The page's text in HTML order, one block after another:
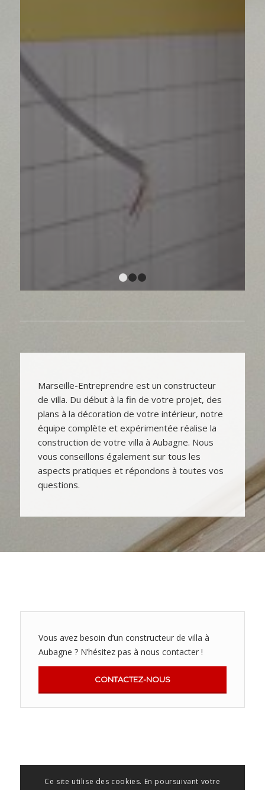
Marseille-Entreprendre est un constructeur
de villa. Du début à la fin de votre projet, des
plans à la décoration de votre intérieur, notre
équipe complète et expérimentée réalise la
construction de votre villa à Aubagne. Nous
vous conseillons également sur tous les
aspects pratiques et répondons à toutes vos
questions.
Vous avez besoin d’un constructeur de villa à
Aubagne ? N’hésitez pas à nous contacter !
CONTACTEZ-NOUS
Ce site utilise des cookies. En poursuivant votre